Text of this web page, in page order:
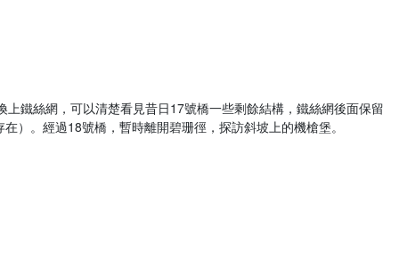
鐵絲網，可以清楚看見昔日17號橋一些剩餘結構，鐵絲網後面保留
）。經過18號橋，暫時離開碧珊徑，探訪斜坡上的機槍堡。